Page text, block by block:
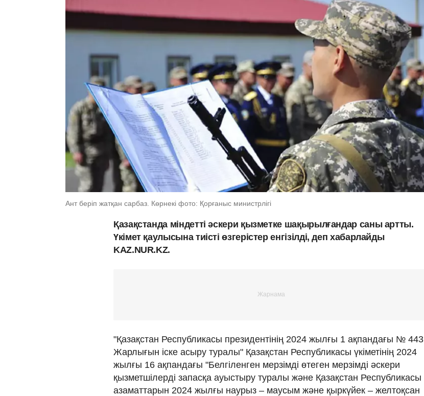
Ант беріп жатқан сарбаз. Көрнекі фото: Қорғаныс министрлігі
Қазақстанда міндетті әскери қызметке шақырылғандар саны артты.
Үкімет қаулысына тиісті өзгерістер енгізілді, деп хабарлайды
KAZ.NUR.KZ.
"Қазақстан Республикасы президентінің 2024 жылғы 1 ақпандағы № 443
Жарлығын іске асыру туралы" Қазақстан Республикасы үкіметінің 2024
жылғы 16 ақпандағы "Белгіленген мерзімді өтеген мерзімді әскери
қызметшілерді запасқа ауыстыру туралы және Қазақстан Республикасы
азаматтарын 2024 жылғы наурыз – маусым және қыркүйек – желтоқсан